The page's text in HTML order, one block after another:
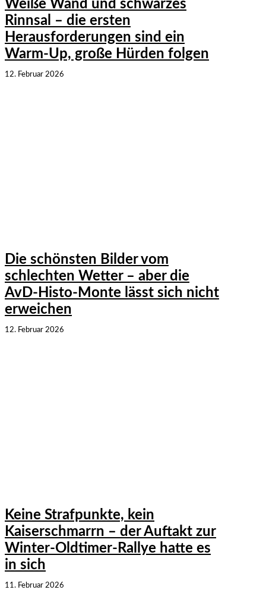
Weiße Wand und schwarzes
Rinnsal – die ersten
Herausforderungen sind ein
Warm-Up, große Hürden folgen
12. Februar 2026
Die schönsten Bilder vom
schlechten Wetter – aber die
AvD-Histo-Monte lässt sich nicht
erweichen
12. Februar 2026
Keine Strafpunkte, kein
Kaiserschmarrn – der Auftakt zur
Winter-Oldtimer-Rallye hatte es
in sich
11. Februar 2026